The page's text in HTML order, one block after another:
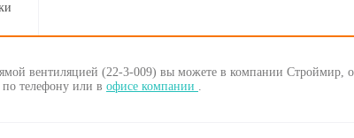
вентиляцией (22-3-009) вы можете в компании Строймир,
телефону или в офисе компании .